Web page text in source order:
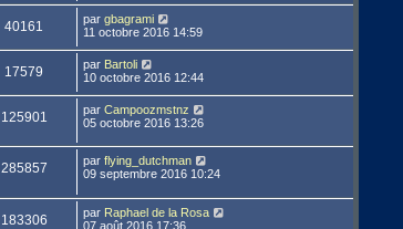
40161 par gbagrami
11 octobre 2016 14:59
17579 par Bartoli
10 octobre 2016 12:44
125901 par Campoozmstnz
05 octobre 2016 13:26
285857 par flying_dutchman
09 septembre 2016 10:24
183306 par Raphael de la Rosa
07 août 2016 17:36